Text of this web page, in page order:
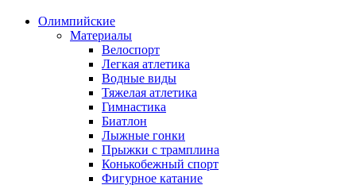
Олимпийские
Материалы
Велоспорт
Легкая атлетика
Водные виды
Тяжелая атлетика
Гимнастика
Биатлон
Лыжные гонки
Прыжки с трамплина
Конькобежный спорт
Фигурное катание